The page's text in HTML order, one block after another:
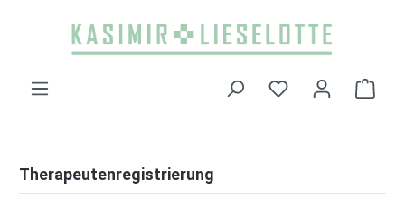
Zum Hauptinhalt springen
Therapeutenregistrierung